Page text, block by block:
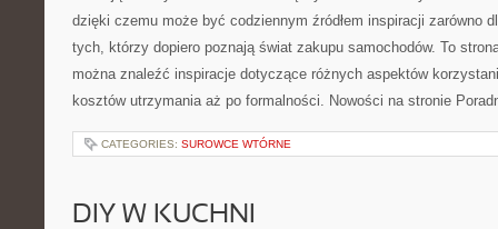
dzięki czemu może być codziennym źródłem inspiracji zarówno
tych, którzy dopiero poznają świat zakupu samochodów. To
można znaleźć inspiracje dotyczące różnych aspektów
kosztów utrzymania aż po formalności. Nowości na stronie
CATEGORIES: SUROWCE WTÓRNE
DIY W KUCHNI